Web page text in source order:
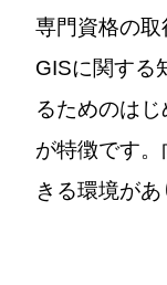
専門資格の
GISに関する
るためのは
が特徴です
きる環境があ